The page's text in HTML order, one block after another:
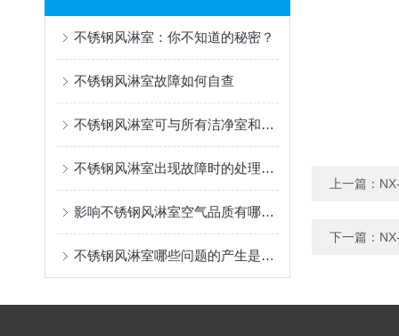
不锈钢风淋室：你不知道的秘密？
不锈钢风淋室故障如何自查
不锈钢风淋室可与所有洁净室和洁净厂房配套使用
不锈钢风淋室出现故障时的处理方法有哪些？
影响不锈钢风淋室空气品质有哪几个要素
不锈钢风淋室哪些问题的产生是我们处理不了的
上一篇：
下一篇：